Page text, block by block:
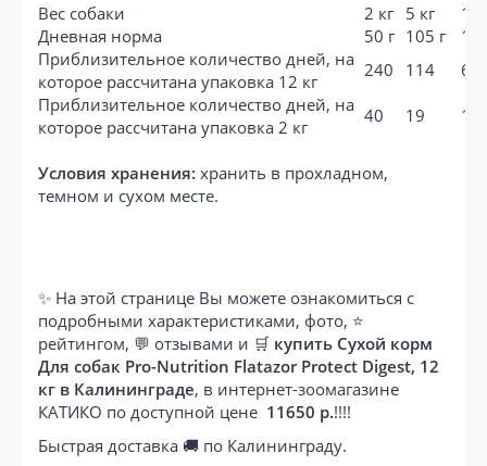
Вес собаки
2 кг 5 кг
10
Дневная норма
50 г 105 г
Приблизительное количество дней, на
которое рассчитана упаковка 12 кг
240 114
69
Приблизительное количество дней, на
которое рассчитана упаковка 2 кг
40 19 11
Условия хранения: хранить в прохладном,
темном и сухом месте.
✨ На этой странице Вы можете ознакомиться с
подробными характеристиками, фото, ⭐
рейтингом, 💬 отзывами и 🛒 купить Сухой корм
Для собак Pro-Nutrition Flatazor Protect Digest, 12
кг в Калининграде, в интернет-зоомагазине
КАТИКО по доступной цене 11650 р.!!!!
Быстрая доставка 🚚 по Калининграду.